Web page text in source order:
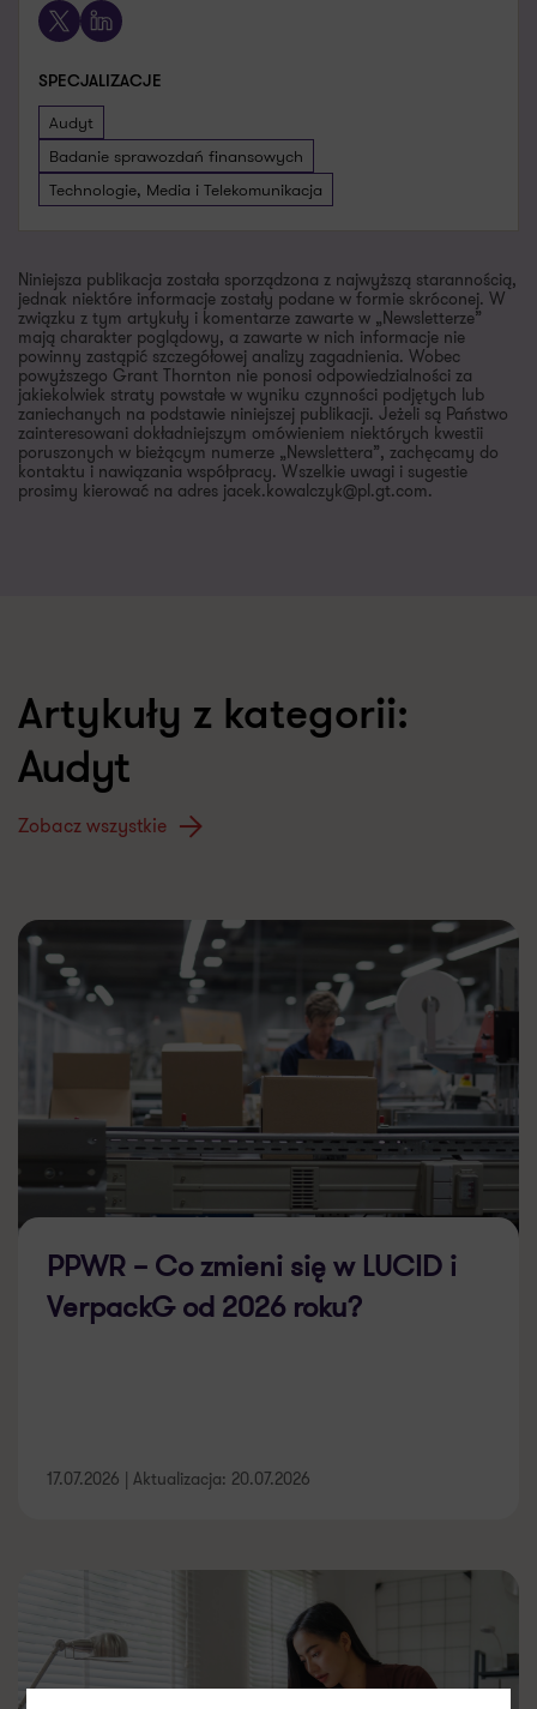
X LinkedIn
SPECJALIZACJE
Audyt
Badanie sprawozdań finansowych
Technologie, Media i Telekomunikacja
Niniejsza publikacja została sporządzona z najwyższą starannością,
jednak niektóre informacje zostały podane w formie skróconej. W
związku z tym artykuły i komentarze zawarte w „Newsletterze”
mają charakter poglądowy, a zawarte w nich informacje nie
powinny zastąpić szczegółowej analizy zagadnienia. Wobec
powyższego Grant Thornton nie ponosi odpowiedzialności za
jakiekolwiek straty powstałe w wyniku czynności podjętych lub
zaniechanych na podstawie niniejszej publikacji. Jeżeli są Państwo
zainteresowani dokładniejszym omówieniem niektórych kwestii
poruszonych w bieżącym numerze „Newslettera”, zachęcamy do
kontaktu i nawiązania współpracy. Wszelkie uwagi i sugestie
prosimy kierować na adres jacek.kowalczyk@pl.gt.com.
Artykuły z kategorii:
Audyt
Zobacz wszystkie
PPWR – Co zmieni się w LUCID i
VerpackG od 2026 roku?
17.07.2026 | Aktualizacja: 20.07.2026